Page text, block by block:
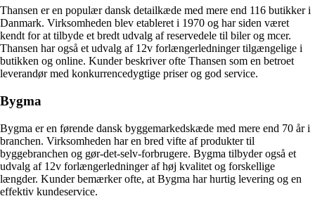
Thansen er en populær dansk detailkæde med mere end 116 butikker i
Danmark. Virksomheden blev etableret i 1970 og har siden været
kendt for at tilbyde et bredt udvalg af reservedele til biler og mcer.
Thansen har også et udvalg af 12v forlængerledninger tilgængelige i
butikken og online. Kunder beskriver ofte Thansen som en betroet
leverandør med konkurrencedygtige priser og god service.
Bygma
Bygma er en førende dansk byggemarkedskæde med mere end 70 år i
branchen. Virksomheden har en bred vifte af produkter til
byggebranchen og gør-det-selv-forbrugere. Bygma tilbyder også et
udvalg af 12v forlængerledninger af høj kvalitet og forskellige
længder. Kunder bemærker ofte, at Bygma har hurtig levering og en
effektiv kundeservice.